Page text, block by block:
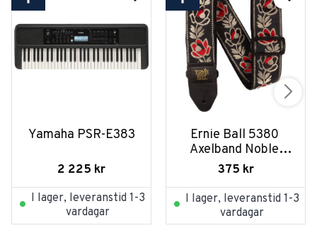
Yamaha PSR-E383
2 225 kr
I lager, leveranstid 1-3
vardagar
Ernie Ball 5380
Axelband Noble
Rose
375 kr
I lager, leveranstid 1-3
vardagar